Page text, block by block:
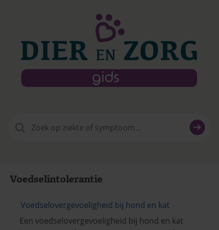
naar:
Voedselintolerantie
Voedselovergevoeligheid bij hond en kat
Een voedselovergevoeligheid bij hond en kat